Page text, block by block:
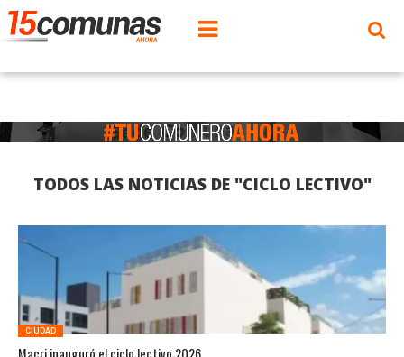
TODOS LAS NOTICIAS DE "CICLO LECTIVO"
CIUDAD